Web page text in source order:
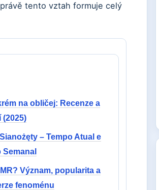
tento vztah formuje celý
na obličej: Recenze a
– Tempo Atual e
Semanal
Význam, popularita a
fenoménu